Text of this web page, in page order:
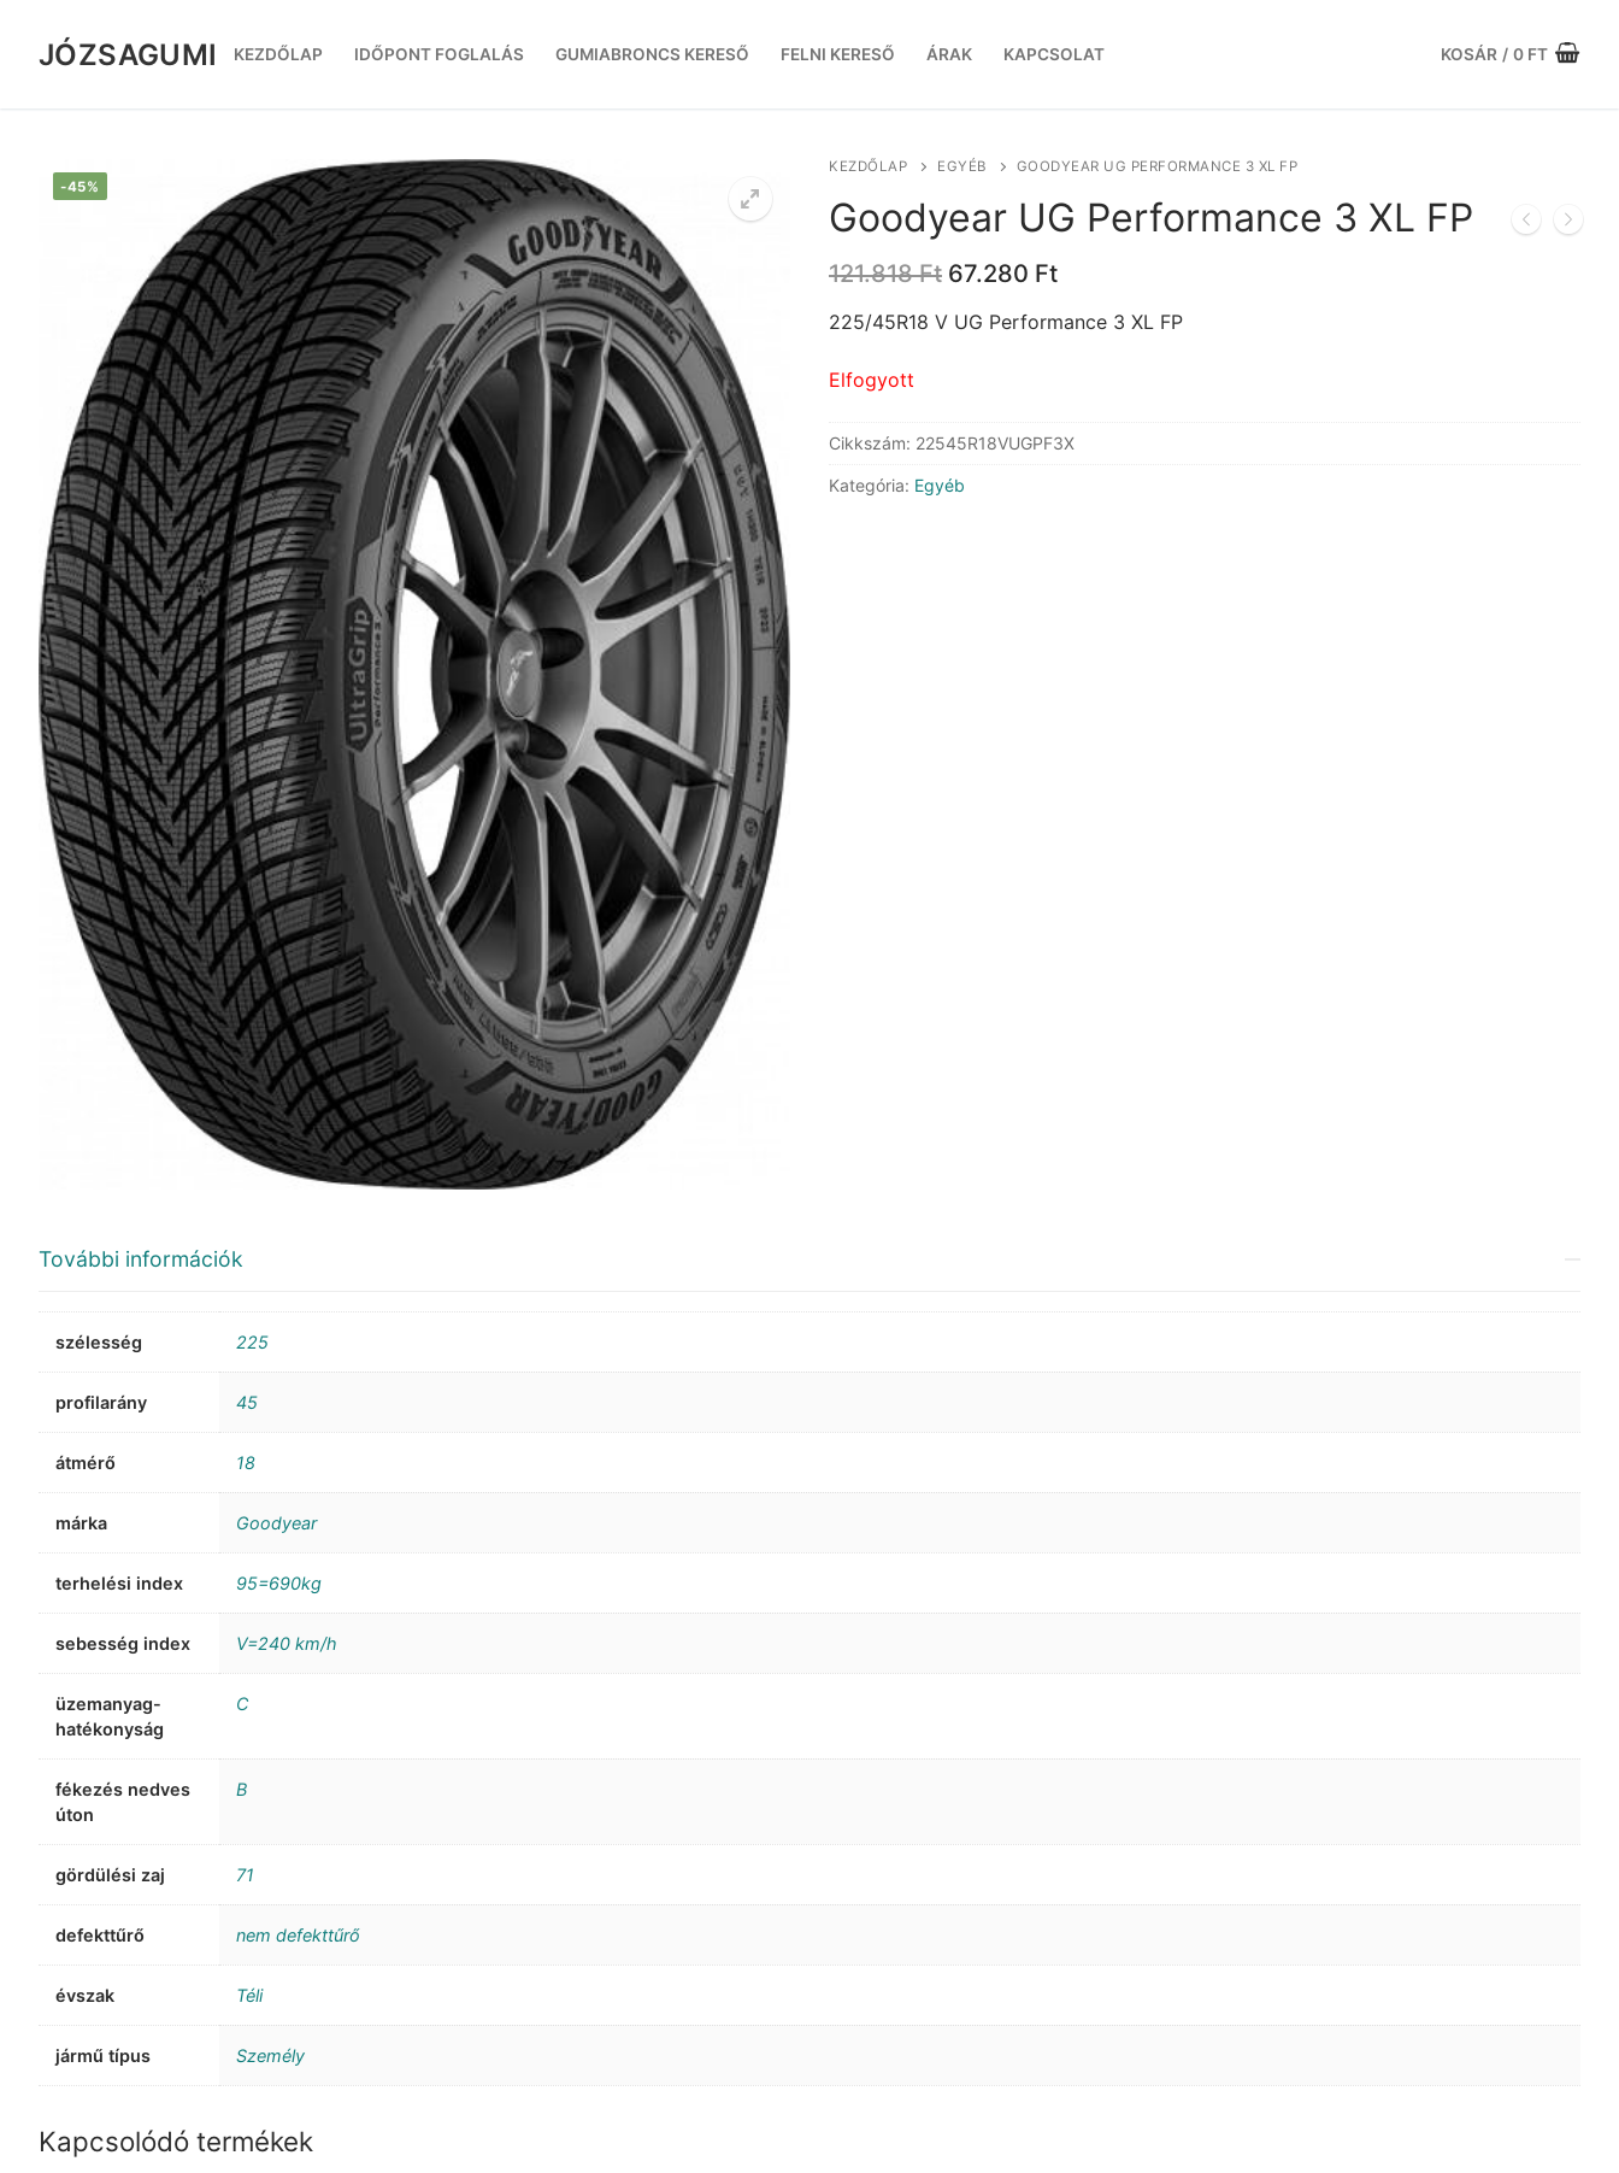
tartalomra
JÓZSAGUMI KEZDŐLAP IDŐPONT FOGLALÁS GUMIABRONCS KERESŐ FELNI KERESŐ ÁRAK KAPCSOLAT KOSÁR / 0 FT
-45%
KEZDŐLAP EGYÉB GOODYEAR UG PERFORMANCE 3 XL FP
Goodyear UG Performance 3 XL FP
121.818Ft Original
was:
67.280 FtCurrent
is:
225/45R18 V UG Performance 3 XL FP
Elfogyott
Cikkszám: 22545R18VUGPF3X
Kategória: Egyéb
További információk
szélesség 225
profilarány 45
átmérő 18
márka Goodyear
terhelési index 95=690kg
sebesség index V=240 km/h
üzemanyag-
hatékonyság
C
fékezés nedves
úton
B
gördülési zaj 71
defekttűrő nem defekttűrő
évszak Téli
jármű típus Személy
Kapcsolódó termékek